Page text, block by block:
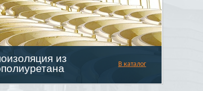
из
В каталог